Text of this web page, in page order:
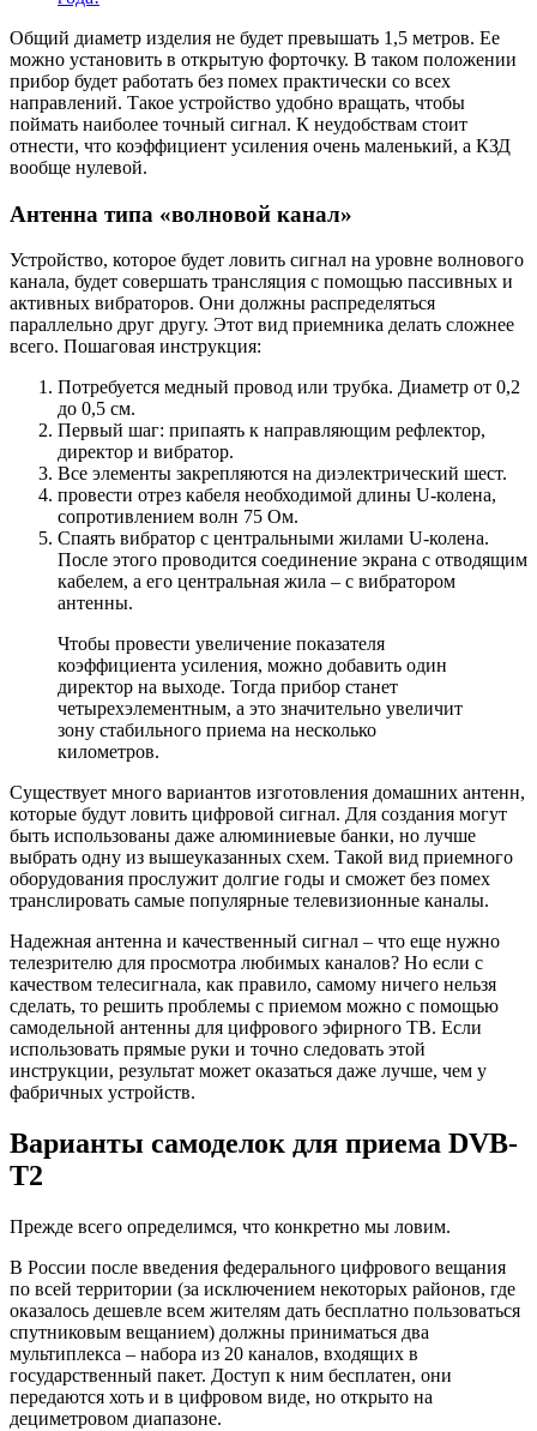
Общий диаметр изделия не будет превышать 1,5 метров. Ее
можно установить в открытую форточку. В таком положении
прибор будет работать без помех практически со всех
направлений. Такое устройство удобно вращать, чтобы
поймать наиболее точный сигнал. К неудобствам стоит
отнести, что коэффициент усиления очень маленький, а КЗД
вообще нулевой.
Антенна типа «волновой канал»
Устройство, которое будет ловить сигнал на уровне волнового
канала, будет совершать трансляция с помощью пассивных и
активных вибраторов. Они должны распределяться
параллельно друг другу. Этот вид приемника делать сложнее
всего. Пошаговая инструкция:
Потребуется медный провод или трубка. Диаметр от 0,2
до 0,5 см.
Первый шаг: припаять к направляющим рефлектор,
директор и вибратор.
Все элементы закрепляются на диэлектрический шест.
провести отрез кабеля необходимой длины U-колена,
сопротивлением волн 75 Ом.
Спаять вибратор с центральными жилами U-колена.
После этого проводится соединение экрана с отводящим
кабелем, а его центральная жила – с вибратором
антенны.
Чтобы провести увеличение показателя
коэффициента усиления, можно добавить один
директор на выходе. Тогда прибор станет
четырехэлементным, а это значительно увеличит
зону стабильного приема на несколько
километров.
Существует много вариантов изготовления домашних антенн,
которые будут ловить цифровой сигнал. Для создания могут
быть использованы даже алюминиевые банки, но лучше
выбрать одну из вышеуказанных схем. Такой вид приемного
оборудования прослужит долгие годы и сможет без помех
транслировать самые популярные телевизионные каналы.
Надежная антенна и качественный сигнал – что еще нужно
телезрителю для просмотра любимых каналов? Но если с
качеством телесигнала, как правило, самому ничего нельзя
сделать, то решить проблемы с приемом можно с помощью
самодельной антенны для цифрового эфирного ТВ. Если
использовать прямые руки и точно следовать этой
инструкции, результат может оказаться даже лучше, чем у
фабричных устройств.
Варианты самоделок для приема DVB-
T2
Прежде всего определимся, что конкретно мы ловим.
В России после введения федерального цифрового вещания
по всей территории (за исключением некоторых районов, где
оказалось дешевле всем жителям дать бесплатно пользоваться
спутниковым вещанием) должны приниматься два
мультиплекса – набора из 20 каналов, входящих в
государственный пакет. Доступ к ним бесплатен, они
передаются хоть и в цифровом виде, но открыто на
дециметровом диапазоне.